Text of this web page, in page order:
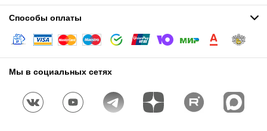
Способы оплаты
Мы в социальных сетях